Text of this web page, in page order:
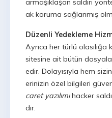
armaşıklaşan saldırı
ak koruma sağlanmış
Düzenli Yedekleme
Ayrıca her türlü olasılığa
sitesine ait bütün
edir. Dolayısıyla hem
erinizin özel bilgileri
caret yazılımıhacker
dır.